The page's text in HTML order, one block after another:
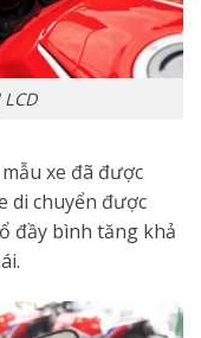
xe đã được
di chuyển được
đầy bình tăng khả